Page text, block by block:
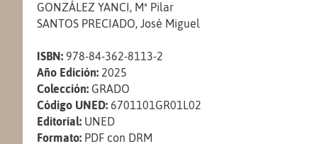
GONZÁLEZ YANCI, Mª Pilar
SANTOS PRECIADO, José Miguel
ISBN: 978-84-362-8113-2
Año Edición: 2025
Colección: GRADO
Código UNED: 6701101GR01L02
Editorial: UNED
Formato: PDF con DRM